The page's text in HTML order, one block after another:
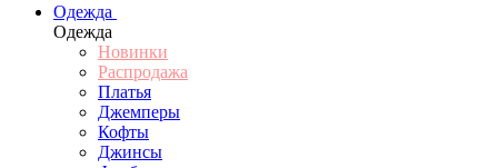
Одежда
Одежда
Новинки
Распродажа
Платья
Джемперы
Кофты
Джинсы